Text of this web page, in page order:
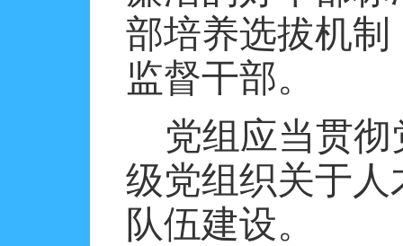
部培养选拔机
监督干部。
党组应当贯
级党组织关于
队伍建设。